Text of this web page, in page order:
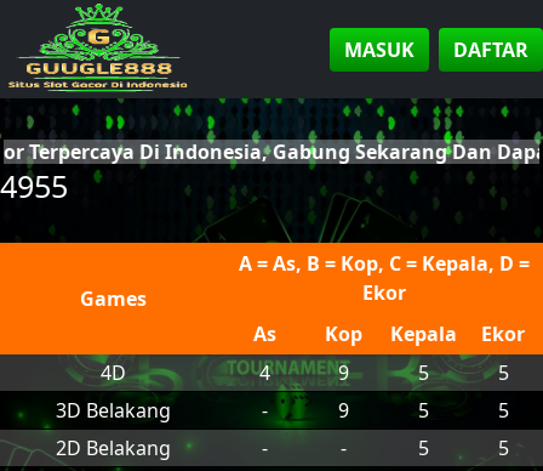
MASUK DAFTAR
Di Indonesia, Gabung Sekarang Dan
4955
Games
A = As, B = Kop, C = Kepala, D =
Ekor
As
Kop Kepala
Ekor
4D
4 9 5
5
3D Belakang
- 9 5
5
2D Belakang
- - 5 5